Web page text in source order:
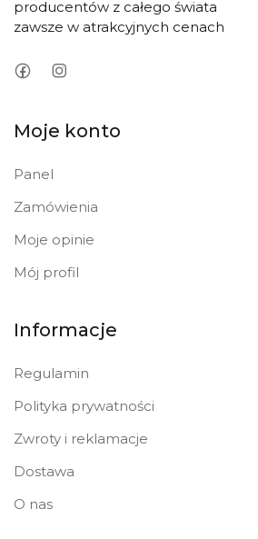
producentów z całego świata
zawsze w atrakcyjnych cenach
Moje konto
Panel
Zamówienia
Moje opinie
Mój profil
Informacje
Regulamin
Polityka prywatności
Zwroty i reklamacje
Dostawa
O nas